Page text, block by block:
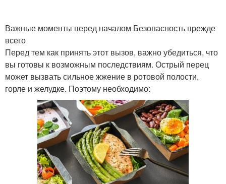
Важные моменты перед началом Безопасность прежде
всего
Перед тем как принять этот вызов, важно убедиться, что
вы готовы к возможным последствиям. Острый перец
может вызвать сильное жжение в ротовой полости,
горле и желудке. Поэтому необходимо: